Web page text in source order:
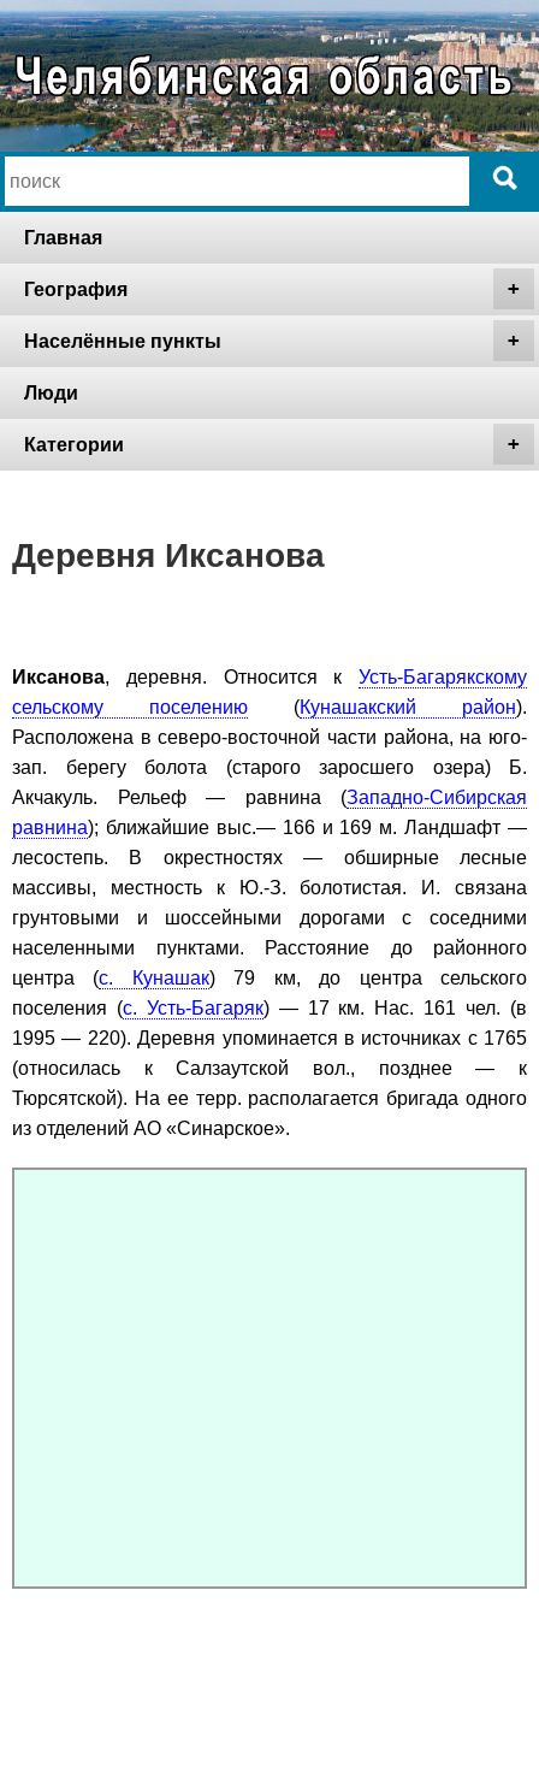
Главная
География
Населённые пункты
Люди
Категории
Деревня Иксанова
Иксанова, деревня. Относится к Усть-Багарякскому
сельскому поселению (Кунашакский район).
Расположена в северо-восточной части района, на юго-
зап. берегу болота (старого заросшего озера) Б.
Акчакуль. Рельеф — равнина (Западно-Сибирская
равнина); ближайшие выс.— 166 и 169 м. Ландшафт —
лесостепь. В окрестностях — обширные лесные
массивы, местность к Ю.-З. болотистая. И. связана
грунтовыми и шоссейными дорогами с соседними
населенными пунктами. Расстояние до районного
центра (с. Кунашак) 79 км, до центра сельского
поселения (с. Усть-Багаряк) — 17 км. Нас. 161 чел. (в
1995 — 220). Деревня упоминается в источниках с 1765
(относилась к Салзаутской вол., позднее — к
Тюрсятской). На ее терр. располагается бригада одного
из отделений АО «Синарское».